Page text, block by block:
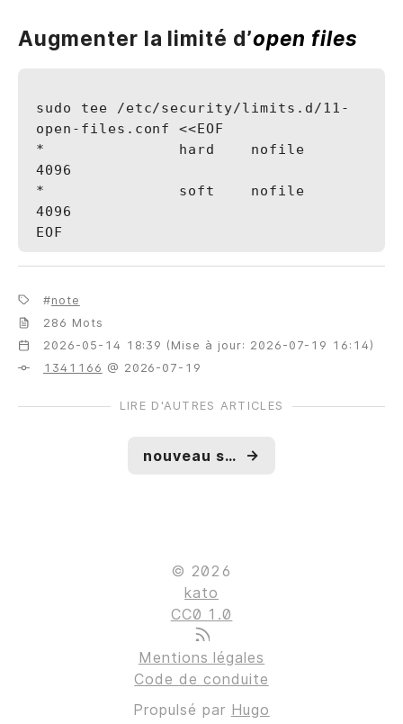
Augmenter la limité d’open files
sudo tee /etc/security/limits.d/11-
open-files.conf <<EOF
*               hard    nofile
4096
*               soft    nofile
4096
note
286 Mots
2026-05-14 18:39 (Mise à jour: 2026-07-19 16:14)
1341166 @ 2026-07-19
LIRE D'AUTRES ARTICLES
nouveau service : speedtest →
© 2026
kato
CC0 1.0
Mentions légales
Code de conduite
Propulsé par Hugo